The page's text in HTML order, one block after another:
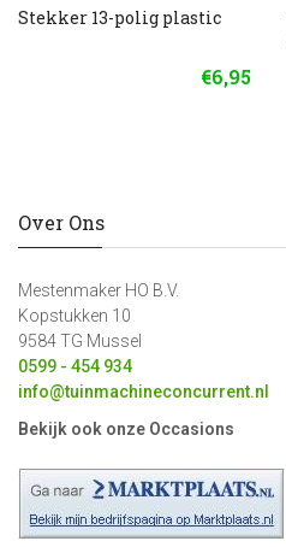
Stekker 13-polig plastic
€6,95
Over Ons
Mestenmaker HO B.V.
Kopstukken 10
9584 TG Mussel
0599 - 454 934
info@tuinmachineconcurrent.nl
Bekijk ook onze Occasions